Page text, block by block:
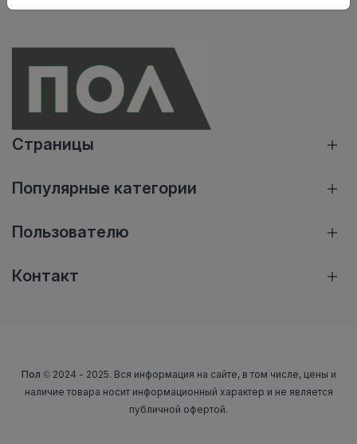
Страницы
Популярные категории
Пользователю
Контакт
Пол © 2024 - 2025. Вся информация на сайте, в том числе, цены и
наличие товара носит информационный характер и не является
публичной офертой.